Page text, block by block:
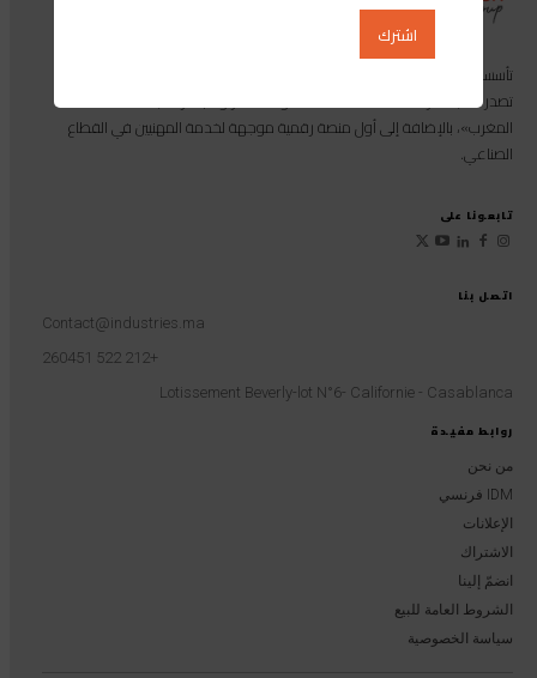
روابط مفيدة
من نحن
IDM فرنسي
الإعلانات
الاشتراك
انضمّ إلينا
الشروط العامة للبيع
سياسة الخصوصية
اتصل بنا
Contact@industries.ma
+212 522 260451
Lotissement Beverly-lot N°6- Californie - Casablanca
تصدر المجلة الرائدة المخصصة للصناعة والاستثمار والابتكار: مجلة «صناعة
المغرب»، بالإضافة إلى أول منصة رقمية موجهة لخدمة المهنيين في القطاع
الصناعي.
تابعونا على